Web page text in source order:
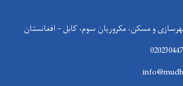
و مسکن، مکروریان سوم، کابل – افغانستان